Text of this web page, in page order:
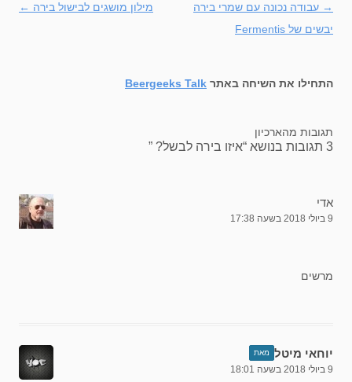
ניווט
בפוסטים
→ עבודה נכונה עם שמרי בירה
יבשים של Fermentis
מילון מושגים לבישול בירה ←
התחילו את השיחה באתר Beergeeks Talk
תגובות מהארכיון
3 תגובות בנושא “ איזו בירה לבשל? ”
אדי
9 ביולי 2018 בשעה 17:38
מרשים
יוחאי מיטל מאת
9 ביולי 2018 בשעה 18:01